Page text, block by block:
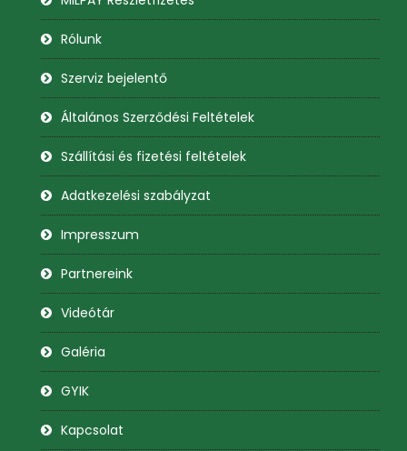
Rólunk
Szerviz bejelentő
Általános Szerződési Feltételek
Szállítási és fizetési feltételek
Adatkezelési szabályzat
Impresszum
Partnereink
Videótár
Galéria
GYIK
Kapcsolat